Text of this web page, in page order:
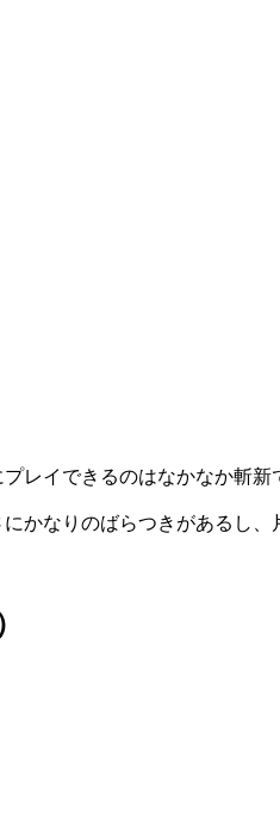
レイできるのはなかなか斬新
かなりのばらつきがあるし